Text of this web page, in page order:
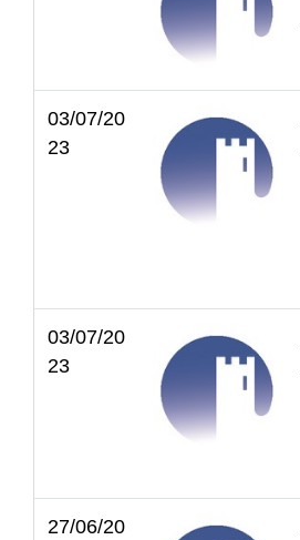
03/07/20
23
03/07/20
23
27/06/20